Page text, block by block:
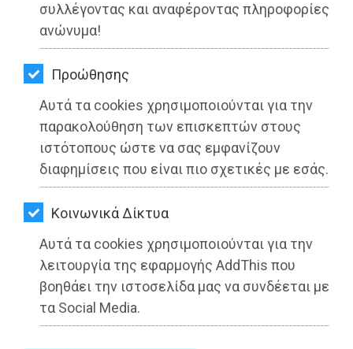
συλλέγοντας και αναφέροντας πληροφορίες
ανώνυμα!
Προώθησης
Αυτά τα cookies χρησιμοποιούνται για την
παρακολούθηση των επισκεπτών στους
ιστότοπους ώστε να σας εμφανίζουν
διαφημίσεις που είναι πιο σχετικές με εσάς.
Kοινωνικά Δίκτυα
Αυτά τα cookies χρησιμοποιούνται για την
λειτουργία της εφαρμογής AddThis που
βοηθάει την ιστοσελίδα μας να συνδέεται με
τα Social Media.
ΠΕΡΙΒΑΛΛΟΝ
ΚΑΤΟΙΚΙΔΙΟ
ΑΓΓΕΛΙΕΣ
ΕΦΗΜΕΡΙΔΕΣ
OΔΗΓΟΣ
ΑΓΟΡΑΣ
ΨΙΘΥΡΟΙ
ΑΠΟΣΤΟΛΗ
ΑΡΘΡΩΝ
Μάκης Μεγαγιάννης: «Η Δημοτική
Κοινότητα Μαραθώνα έχει αποψη, ή
ποιεί την νήσσαν;;;»
Διαβάστηκε 7593 φορές